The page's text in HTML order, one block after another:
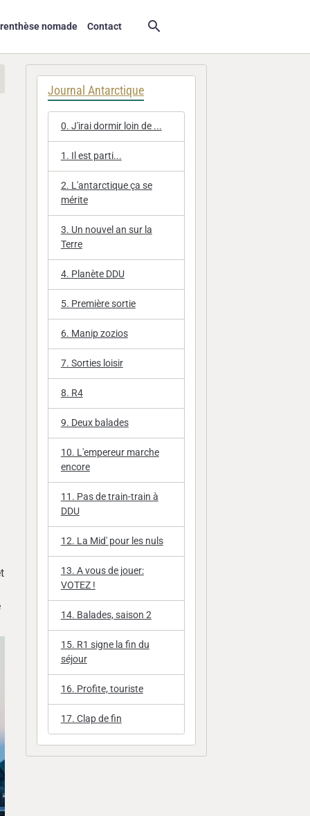
nomade Contact
Journal Antarctique
0. J'irai dormir loin de ...
1. Il est parti...
2. L'antarctique ça se
mérite
3. Un nouvel an sur la
Terre
4. Planète DDU
5. Première sortie
6. Manip zozios
7. Sorties loisir
8. R4
9. Deux balades
10. L'empereur marche
encore
11. Pas de train-train à
DDU
12. La Mid' pour les nuls
13. A vous de jouer:
VOTEZ !
14. Balades, saison 2
15. R1 signe la fin du
séjour
16. Profite, touriste
17. Clap de fin